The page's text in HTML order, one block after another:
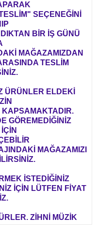
SEÇENEĞİNİ
BİR İŞ GÜNÜ
MAĞAZAMIZDAN
TESLİM
ÜRÜNLER ELDEKİ
GÖREMEDİĞİNİZ
MAĞAZAMIZI
İSTEDİĞİNİZ
İÇİN LÜTFEN FİYAT
ZİHNİ MÜZİK